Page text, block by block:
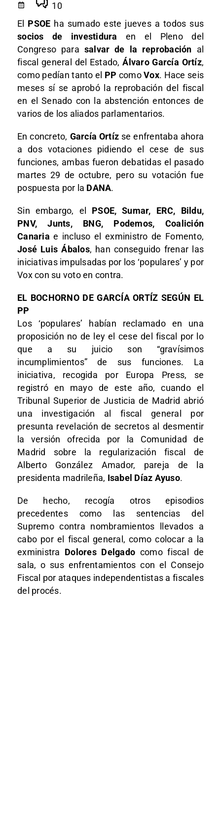
10
El PSOE ha sumado este jueves a todos sus
socios de investidura en el Pleno del
Congreso para salvar de la reprobación al
fiscal general del Estado,Álvaro García Ortíz,
como pedían tanto el PP comoVox. Hace seis
meses sí se aprobó la reprobación del fiscal
en el Senado con la abstención entonces de
varios de los aliados parlamentarios.
En concreto, García Ortíz se enfrentaba ahora
a dos votaciones pidiendo el cese de sus
funciones, ambas fueron debatidas el pasado
martes 29 de octubre, pero su votación fue
pospuesta por la DANA.
Sin embargo, el PSOE, Sumar, ERC, Bildu,
PNV, Junts, BNG, Podemos, Coalición
Canaria e incluso el exministro de Fomento,
José Luis Ábalos, han conseguido frenar las
iniciativas impulsadas por los ‘populares’ y por
Vox con su voto en contra.
EL BOCHORNO DE GARCÍA ORTÍZ SEGÚN EL
PP
Los ‘populares’ habían reclamado en una
proposición no de ley el cese del fiscal por lo
que a su juicio son “gravísimos
incumplimientos” de sus funciones. La
iniciativa, recogida por Europa Press, se
registró en mayo de este año, cuando el
Tribunal Superior de Justicia de Madrid abrió
una investigación al fiscal general por
presunta revelación de secretos al desmentir
la versión ofrecida por la Comunidad de
Madrid sobre la regularización fiscal de
Alberto González Amador, pareja de la
presidenta madrileña, Isabel Díaz Ayuso.
De hecho, recogía otros episodios
precedentes como las sentencias del
Supremo contra nombramientos llevados a
cabo por el fiscal general, como colocar a la
exministra Dolores Delgado como fiscal de
sala, o sus enfrentamientos con el Consejo
Fiscal por ataques independentistas a fiscales
del procés.